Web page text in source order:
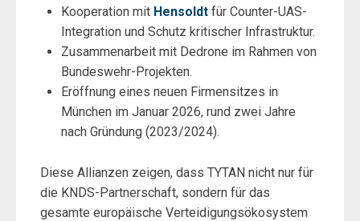
Kooperation mit Hensoldtfür Counter-UAS-
Integration und Schutz kritischer Infrastruktur.
Zusammenarbeit mit Dedrone im Rahmen von
Bundeswehr-Projekten.
Eröffnung eines neuen Firmensitzes in
München im Januar 2026, rund zwei Jahre
nach Gründung (2023/2024).
Diese Allianzen zeigen, dass TYTAN nicht nur für
die KNDS-Partnerschaft, sondern für das
gesamte europäische Verteidigungsökosystem